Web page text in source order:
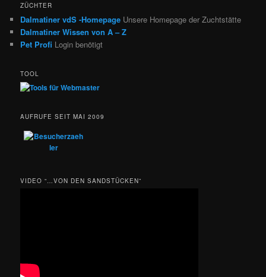
ZÜCHTER
Dalmatiner vdS -Homepage Unsere Homepage der Zuchtstätte
Dalmatiner Wissen von A – Z
Pet Profi Login benötigt
TOOL
AUFRUFE SEIT MAI 2009
VIDEO “…VON DEN SANDSTÜCKEN”